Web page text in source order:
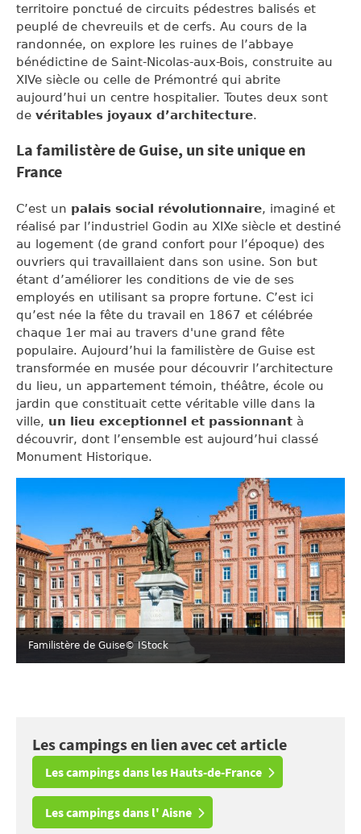
territoire ponctué de circuits pédestres balisés et
peuplé de chevreuils et de cerfs. Au cours de la
randonnée, on explore les ruines de l’abbaye
bénédictine de Saint-Nicolas-aux-Bois, construite au
XIVe siècle ou celle de Prémontré qui abrite
aujourd’hui un centre hospitalier. Toutes deux sont
de véritables joyaux d’architecture.
La familistère de Guise, un site unique en
France
C’est un palais social révolutionnaire, imaginé et
réalisé par l’industriel Godin au XIXe siècle et destiné
au logement (de grand confort pour l’époque) des
ouvriers qui travaillaient dans son usine. Son but
étant d’améliorer les conditions de vie de ses
employés en utilisant sa propre fortune. C’est ici
qu’est née la fête du travail en 1867 et célébrée
chaque 1er mai au travers d'une grand fête
populaire. Aujourd’hui la familistère de Guise est
transformée en musée pour découvrir l’architecture
du lieu, un appartement témoin, théâtre, école ou
jardin que constituait cette véritable ville dans la
ville, un lieu exceptionnel et passionnant à
découvrir, dont l’ensemble est aujourd’hui classé
Monument Historique.
Familistère de Guise© IStock
Les campings en lien avec cet article
Les campings dans les Hauts-de-France
Les campings dans l' Aisne